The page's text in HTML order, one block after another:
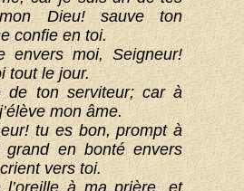
Dieu! sauve ton
confie en toi.
envers moi, Seigneur!
tout le jour.
de ton serviteur; car à
mon âme.
tu es bon, prompt à
grand en bonté envers
vers toi.